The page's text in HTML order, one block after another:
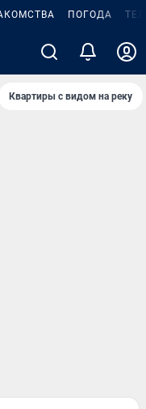
ПОГОДА
Квартиры с видом на реку